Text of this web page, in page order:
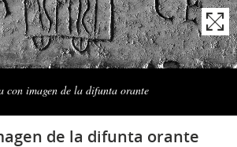
con imagen de la difunta orante
de la difunta orante